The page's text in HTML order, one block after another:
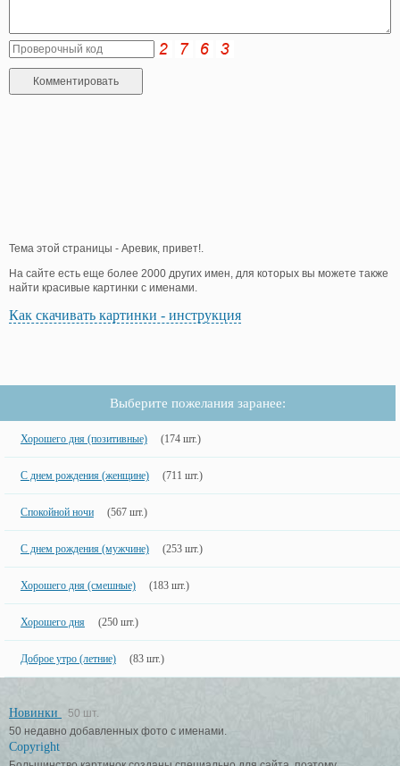
Тема этой страницы - Аревик, привет!.
На сайте есть еще более 2000 других имен, для которых вы можете также
найти красивые картинки с именами.
Как скачивать картинки - инструкция
Выберите пожелания заранее:
Хорошего дня (позитивные) (174 шт.)
С днем рождения (женщине) (711 шт.)
Спокойной ночи (567 шт.)
С днем рождения (мужчине) (253 шт.)
Хорошего дня (смешные) (183 шт.)
Хорошего дня (250 шт.)
Доброе утро (летние) (83 шт.)
Новинки
50 шт.
50 недавно добавленных фото с именами.
Copyright